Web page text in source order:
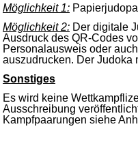
Möglichkeit 1:
Möglichkeit 2: Der digitale
Ausdruck des QR-Codes
Personalausweis oder
auszudrucken. Der Judoka
Sonstiges
Es wird keine
Ausschreibung
Kampfpaarungen siehe